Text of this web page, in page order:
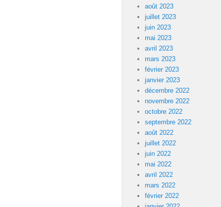
août 2023
juillet 2023
juin 2023
mai 2023
avril 2023
mars 2023
février 2023
janvier 2023
décembre 2022
novembre 2022
octobre 2022
septembre 2022
août 2022
juillet 2022
juin 2022
mai 2022
avril 2022
mars 2022
février 2022